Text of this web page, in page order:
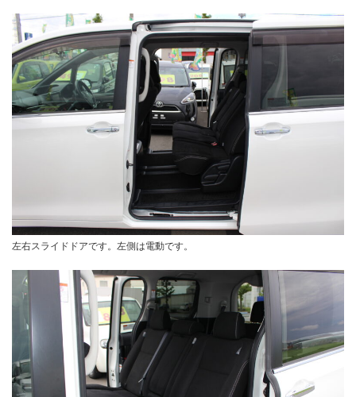
左右スライドドアです。左側は電動です。